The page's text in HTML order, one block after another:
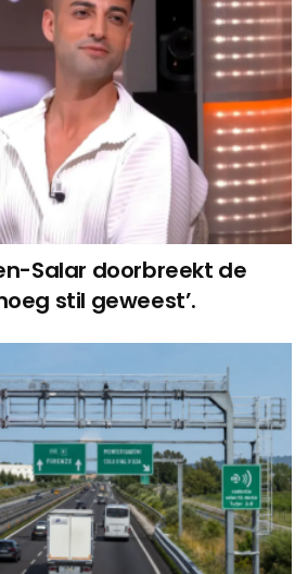
Salar doorbreekt de
stil geweest’.